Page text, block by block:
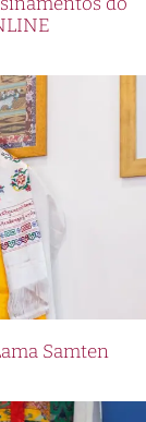
Samten